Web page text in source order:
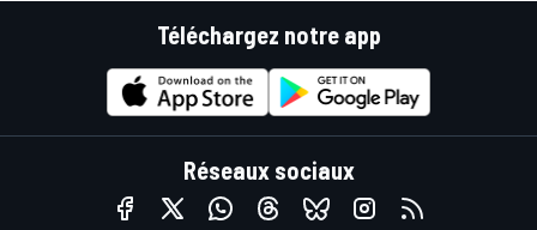
Téléchargez notre app
Réseaux sociaux